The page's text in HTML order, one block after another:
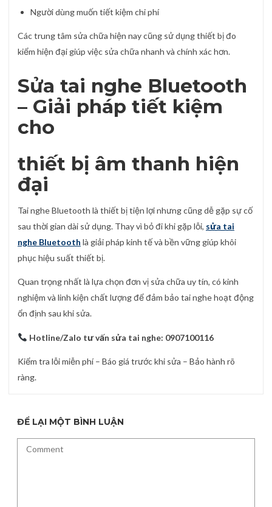
Người dùng muốn tiết kiệm chi phí
Các trung tâm sửa chữa hiện nay cũng sử dụng thiết bị đo
kiểm hiện đại giúp việc sửa chữa nhanh và chính xác hơn.
Sửa tai nghe Bluetooth
– Giải pháp tiết kiệm
cho
thiết bị âm thanh hiện
đại
Tai nghe Bluetooth là thiết bị tiện lợi nhưng cũng dễ gặp sự cố
sau thời gian dài sử dụng. Thay vì bỏ đi khi gặp lỗi, sửa tai
nghe Bluetooth là giải pháp kinh tế và bền vững giúp khôi
phục hiệu suất thiết bị.
Quan trọng nhất là lựa chọn đơn vị sửa chữa uy tín, có kinh
nghiệm và linh kiện chất lượng để đảm bảo tai nghe hoạt động
ổn định sau khi sửa.
Hotline/Zalo tư vấn sửa tai nghe: 0907100116
Kiểm tra lỗi miễn phí – Báo giá trước khi sửa – Bảo hành rõ
ràng.
ĐỂ LẠI MỘT BÌNH LUẬN